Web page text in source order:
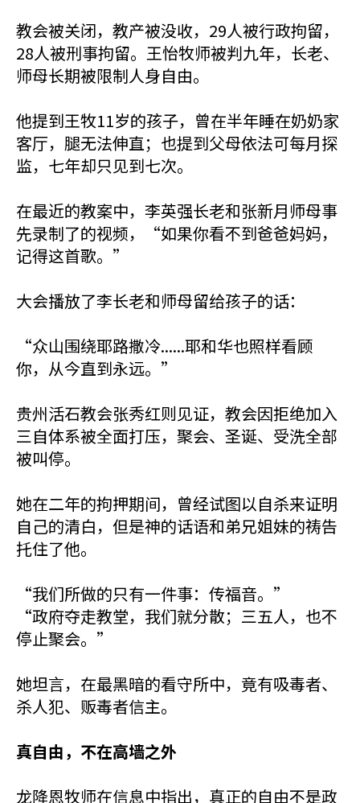
教会被关闭，教产被没收，29人被行政拘留，
28人被刑事拘留。王怡牧师被判九年，长老、
师母长期被限制人身自由。
他提到王牧11岁的孩子，曾在半年睡在奶奶家
客厅，腿无法伸直；也提到父母依法可每月探
监，七年却只见到七次。
在最近的教案中，李英强长老和张新月师母事
先录制了的视频，“如果你看不到爸爸妈妈，
记得这首歌。”
大会播放了李长老和师母留给孩子的话：
“众山围绕耶路撒冷......耶和华也照样看顾
你，从今直到永远。”
贵州活石教会张秀红则见证，教会因拒绝加入
三自体系被全面打压，聚会、圣诞、受洗全部
被叫停。
她在二年的拘押期间，曾经试图以自杀来证明
自己的清白，但是神的话语和弟兄姐妹的祷告
托住了他。
“我们所做的只有一件事：传福音。”
“政府夺走教堂，我们就分散；三五人，也不
停止聚会。”
她坦言，在最黑暗的看守所中，竟有吸毒者、
杀人犯、贩毒者信主。
真自由，不在高墙之外
龙降恩牧师在信息中指出，真正的自由不是政